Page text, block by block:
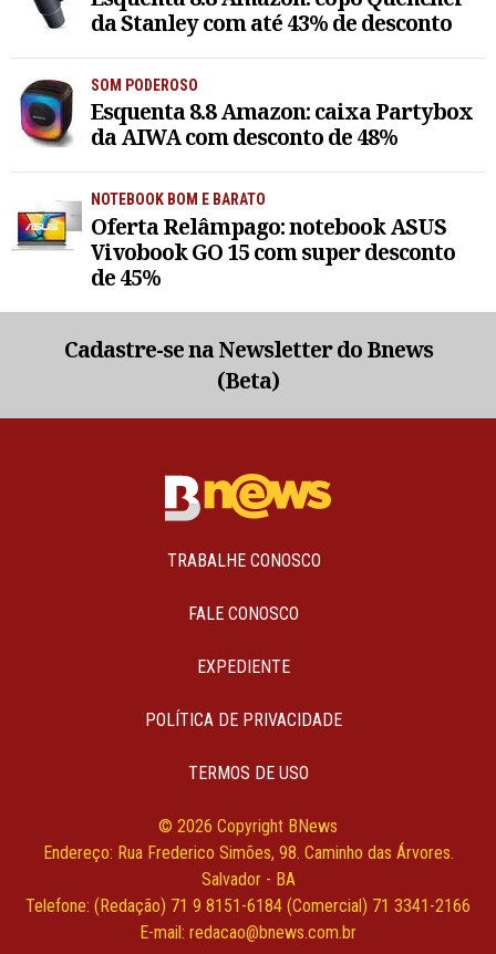
da Stanley com até 43% de desconto
SOM PODEROSO
Esquenta 8.8 Amazon: caixa Partybox
da AIWA com desconto de 48%
NOTEBOOK BOM E BARATO
Oferta Relâmpago: notebook ASUS
Vivobook GO 15 com super desconto
de 45%
Cadastre-se na Newsletter do Bnews
(Beta)
TRABALHE CONOSCO
FALE CONOSCO
EXPEDIENTE
POLÍTICA DE PRIVACIDADE
TERMOS DE USO
© 2026 Copyright BNews
Endereço: Rua Frederico Simões, 98. Caminho das Árvores.
Salvador - BA
Telefone: (Redação) 71 9 8151-6184 (Comercial) 71 3341-2166
E-mail: redacao@bnews.com.br